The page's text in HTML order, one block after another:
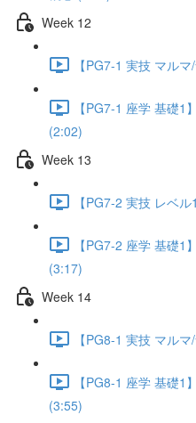
Week 12
【PG7-1 実技 マル
【PG7-1 座学 基礎1
(2:02)
Week 13
【PG7-2 実技 レベ
【PG7-2 座学 基礎1
(3:17)
Week 14
【PG8-1 実技 マル
【PG8-1 座学 基礎1
(3:55)